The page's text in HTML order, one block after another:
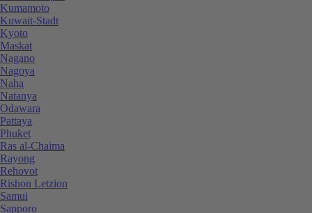
Kumamoto
Kuwait-Stadt
Kyoto
Maskat
Nagano
Nagoya
Naha
Natanya
Odawara
Pattaya
Phuket
Ras al-Chaima
Rayong
Rehovot
Rishon Letzion
Samui
Sapporo